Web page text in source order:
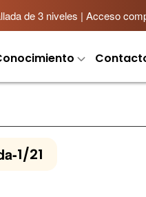
de 3 niveles | Acceso
-1/21